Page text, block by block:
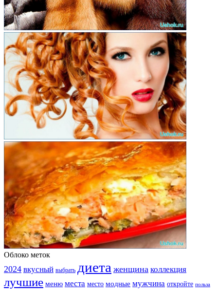
Облоко меток
2024 вкусный выбрать диета женщина коллекция
лучшие меню места место модные мужчина откройте польза